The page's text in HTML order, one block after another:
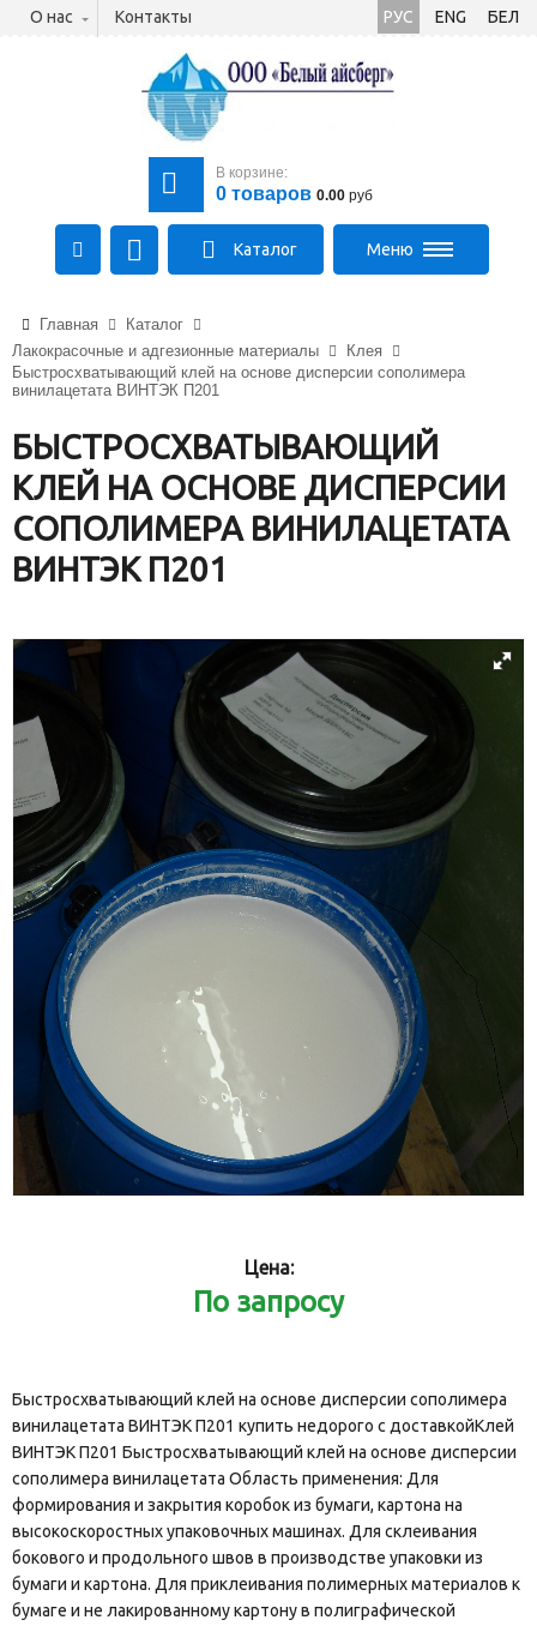
О нас Контакты РУС ENG БЕЛ
В корзине:
0 товаров 0.00 руб
+375 (29) 710-23-43
+375 (33) 315-03-03
aysberg-sales@yandex.by
Каталог Меню
Главная
Каталог
Лакокрасочные и адгезионные материалы
Клея
Быстросхватывающий клей на основе дисперсии сополимера
винилацетата ВИНТЭК П201
БЫСТРОСХВАТЫВАЮЩИЙ
КЛЕЙ НА ОСНОВЕ ДИСПЕРСИИ
СОПОЛИМЕРА ВИНИЛАЦЕТАТА
ВИНТЭК П201
Цена:
По запросу
Быстросхватывающий клей на основе дисперсии сополимера
винилацетата ВИНТЭК П201 купить недорого с доставкойКлей
ВИНТЭК П201 Быстросхватывающий клей на основе дисперсии
сополимера винилацетата Область применения: Для
формирования и закрытия коробок из бумаги, картона на
высокоскоростных упаковочных машинах. Для склеивания
бокового и продольного швов в производстве упаковки из
бумаги и картона. Для приклеивания полимерных материалов к
бумаге и не лакированному картону в полиграфической